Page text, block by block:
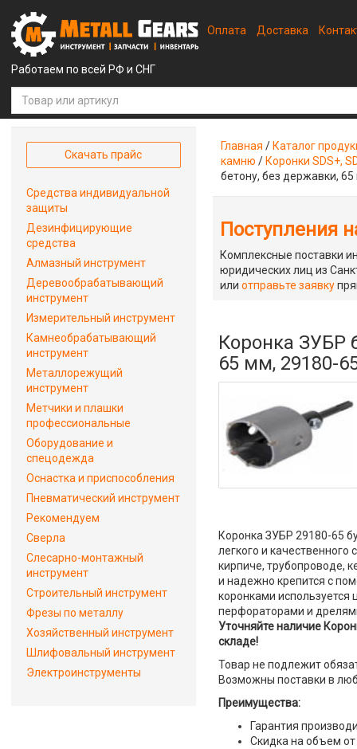
Работаем по всей РФ и СНГ
Оплата Доставка
Главная / Каталог
камню / Коронки SDS+,
бетону, без державки,
Поступления
Комплексные поставки
юридических лиц из
илиотправьте заявку
Коронка ЗУБР
65 мм, 29180-
Коронка ЗУБР 29180-65
легкого и
кирпиче, трубопроводе,
и надежно крепится с
коронками
перфораторами и
Уточняйте наличие
складе!
Товар не подлежит
Возможны поставки в
Преимущества:
Гарантия
Скидка на объем от
Скачать прайс
Средства индивидуальной
защиты
Дезинфицирующие
средства
Алмазный инструмент
Деревообрабатывающий
инструмент
Измерительный инструмент
Камнеобрабатывающий
инструмент
Металлорежущий
инструмент
Метчики и плашки
профессиональные
Оборудование и
спецодежда
Оснастка и приспособления
Пневматический инструмент
Рекомендуем
Сверла
Слесарно-монтажный
инструмент
Строительный инструмент
Фрезы по металлу
Хозяйственный инструмент
Шлифовальный инструмент
Электроинструменты